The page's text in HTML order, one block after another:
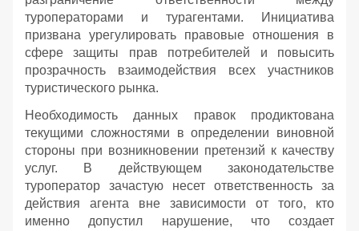
туроператорами и турагентами. Инициатива
призвана урегулировать правовые отношения в
сфере защиты прав потребителей и повысить
прозрачность взаимодействия всех участников
туристического рынка.
Необходимость данных правок продиктована
текущими сложностями в определении виновной
стороны при возникновении претензий к качеству
услуг. В действующем законодательстве
туроператор зачастую несет ответственность за
действия агента вне зависимости от того, кто
именно допустил нарушение, что создает